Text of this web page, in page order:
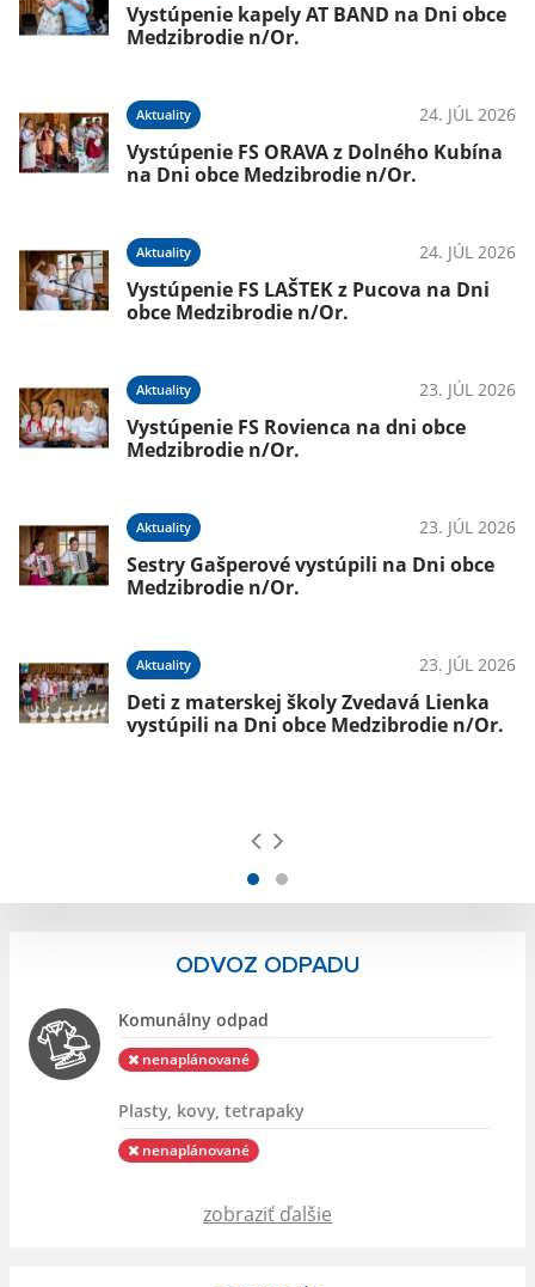
Vystúpenie kapely AT BAND na Dni obce
Medzibrodie n/Or.
Aktuality 24. JÚL 2026
Vystúpenie FS ORAVA z Dolného Kubína
na Dni obce Medzibrodie n/Or.
Aktuality 24. JÚL 2026
Vystúpenie FS LAŠTEK z Pucova na Dni
obce Medzibrodie n/Or.
Aktuality 23. JÚL 2026
Vystúpenie FS Rovienca na dni obce
Medzibrodie n/Or.
Aktuality 23. JÚL 2026
Sestry Gašperové vystúpili na Dni obce
Medzibrodie n/Or.
Aktuality 23. JÚL 2026
Deti z materskej školy Zvedavá Lienka
vystúpili na Dni obce Medzibrodie n/Or.
ODVOZ ODPADU
Komunálny odpad
nenaplánované
Plasty, kovy, tetrapaky
nenaplánované
zobraziť ďalšie